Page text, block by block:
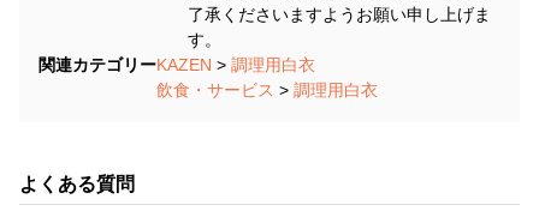
了承くださいますようお願い申し上げま
す。
関連カテゴリーKAZEN > 調理用白衣
飲食・サービス > 調理用白衣
よくある質問